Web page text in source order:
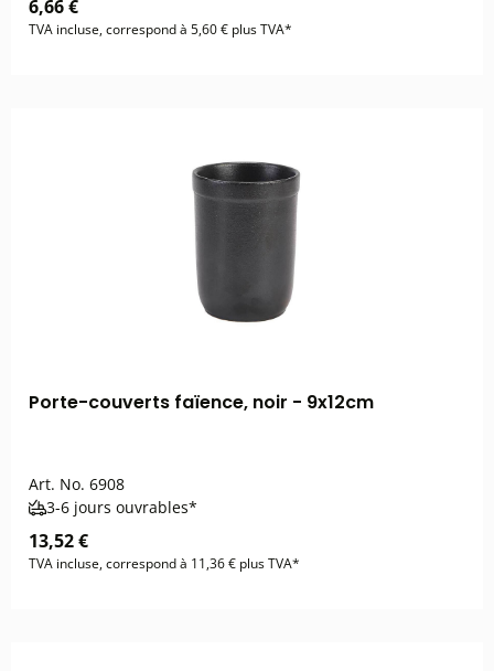
6,66 €
TVA incluse, correspond à 5,60 € plus TVA*
Porte-couverts faïence, noir - 9x12cm
Art. No. 6908
3-6 jours ouvrables*
13,52 €
TVA incluse, correspond à 11,36 € plus TVA*